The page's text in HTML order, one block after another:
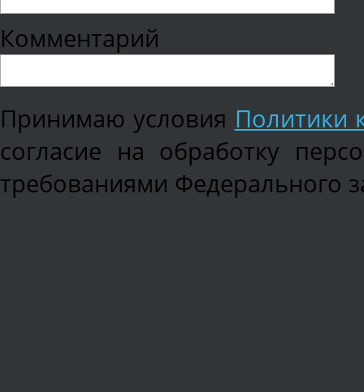
Комментарий
Принимаю условия Политики
согласие на обработку
требованиями Федерального